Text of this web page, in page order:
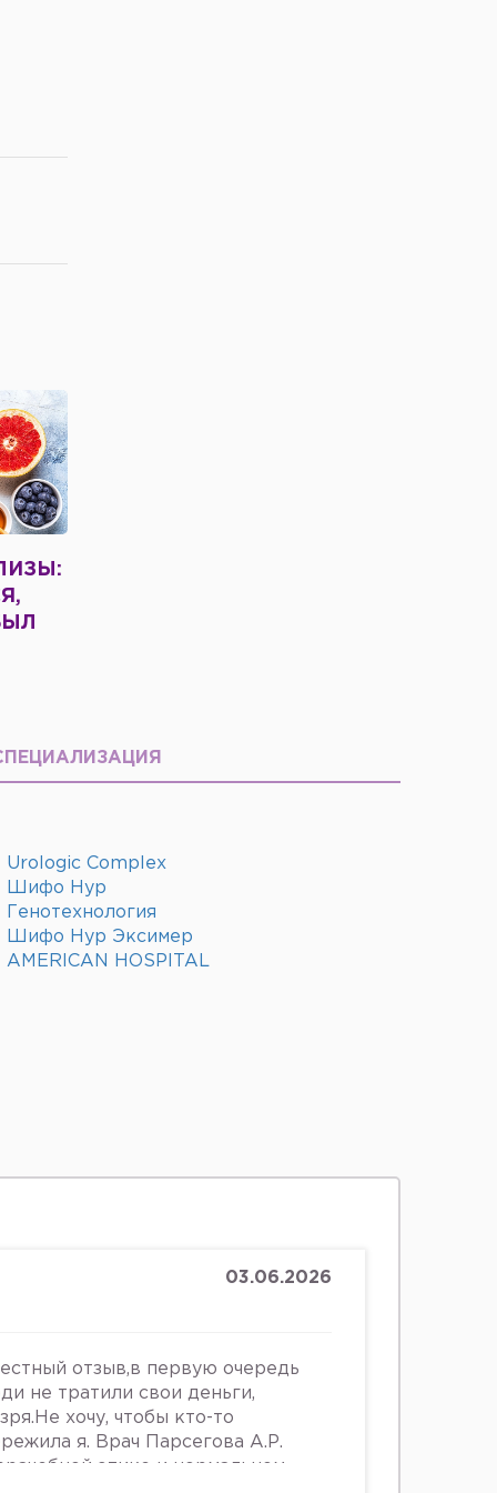
Urologic Complex
Шифо Нур
Генотехнология
Шифо Нур Эксимер
AMERICAN HOSPITAL
03.06.2026
отзыв,в первую очередь
не тратили свои деньги,
хочу, чтобы кто-то
я. Врач Парсегова А.Р.
этике и нормальном